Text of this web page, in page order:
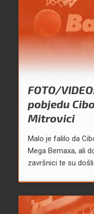
FOTO/
pobjedu
Mitrovici
Malo je falilo da
Mega Bemaxa, ali
završnici te su